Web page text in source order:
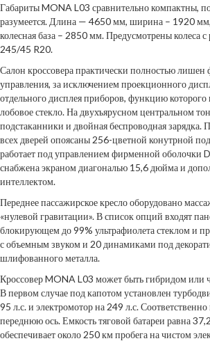
Габариты MONA L03 сравнительно компактны,
разумеется. Длина — 4650 мм, ширина – 1920
колесная база – 2850 мм. Предусмотрены колеса
245/45 R20.
Салон кроссовера практически полностью лишен
управления, за исключением проекционного
отдельного дисплея приборов, функцию которого
лобовое стекло. На двухъярусном центральном
подстаканники и двойная беспроводная зарядка.
всех дверей опоясаны 256-цветной конутрной
работает под управлением фирменной
снабжена экраном диагональю 15,6 дюйма и
интеллектом.
Переднее пассажирское кресло оборудовано
«нулевой гравитации». В список опций входят
блокирующем до 99% ультрафиолета стеклом и
с объемным звуком и 20 динамиками под
шлифованного металла.
Кроссовер MONA L03 может быть гибридом или
В первом случае под капотом установлен
95 л.с. и электромотор на 249 л.с.
переднюю ось. Емкость тяговой батареи равна
обеспечивает около 250 км пробега на чистом